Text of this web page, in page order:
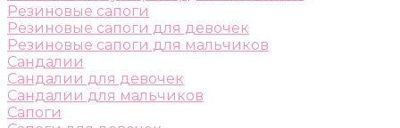
Резиновые сапоги
Резиновые сапоги для девочек
Резиновые сапоги для мальчиков
Сандалии
Сандалии для девочек
Сандалии для мальчиков
Сапоги